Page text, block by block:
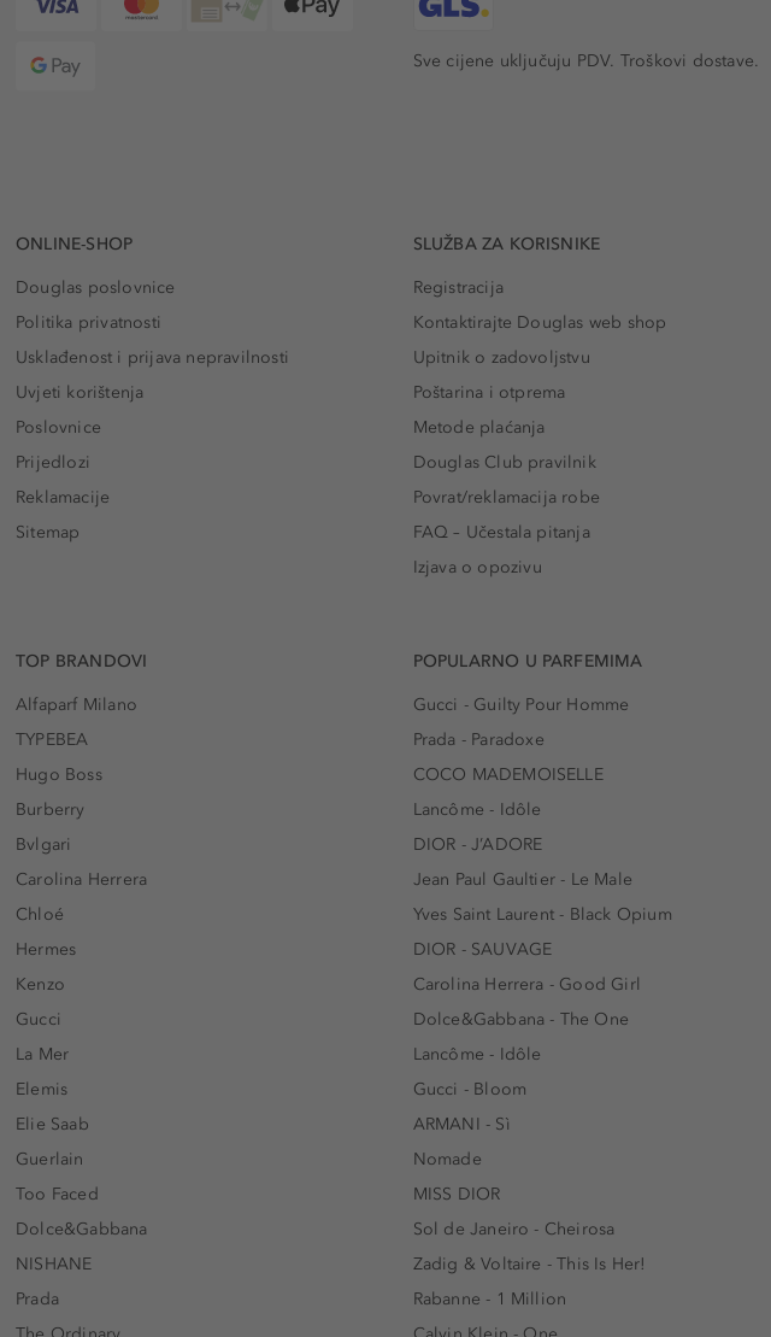
Sve cijene uključuju PDV. Troškovi dostave.
ONLINE-SHOP
Douglas poslovnice
Politika privatnosti
Usklađenost i prijava nepravilnosti
Uvjeti korištenja
Poslovnice
Prijedlozi
Reklamacije
Sitemap
SLUŽBA ZA KORISNIKE
Registracija
Kontaktirajte Douglas web shop
Upitnik o zadovoljstvu
Poštarina i otprema
Metode plaćanja
Douglas Club pravilnik
Povrat/reklamacija robe
FAQ – Učestala pitanja
Izjava o opozivu
TOP BRANDOVI
Alfaparf Milano
TYPEBEA
Hugo Boss
Burberry
Bvlgari
Carolina Herrera
Chloé
Hermes
Kenzo
Gucci
La Mer
Elemis
Elie Saab
Guerlain
Too Faced
Dolce&Gabbana
NISHANE
Prada
POPULARNO U PARFEMIMA
Gucci - Guilty Pour Homme
Prada - Paradoxe
COCO MADEMOISELLE
Lancôme - Idôle
DIOR - J’ADORE
Jean Paul Gaultier - Le Male
Yves Saint Laurent - Black Opium
DIOR - SAUVAGE
Carolina Herrera - Good Girl
Dolce&Gabbana - The One
Lancôme - Idôle
Gucci - Bloom
ARMANI - Sì
Nomade
MISS DIOR
Sol de Janeiro - Cheirosa
Zadig & Voltaire - This Is Her!
Rabanne - 1 Million